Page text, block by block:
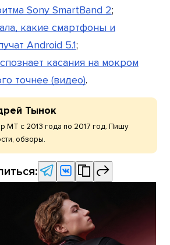
Sony SmartBand 2;
какие смартфоны и
Android 5.1;
касания на мокром
точнее (видео).
Тынок
МТ с 2013 года по 2017 год. Пишу
обзоры.